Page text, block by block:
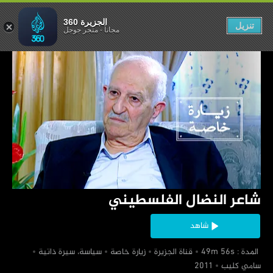
‏شاعر النضال الفلسطيني
شاهد
‏ المدة : 49m 56s
‏قناة الجزيرة ‏زيارة خاصة
‏سياسة، سيرة ذاتية
‏سامي كليب
الفلسطيني
الجزيرة 360
مجاناً-متجر جوجل تنزيل